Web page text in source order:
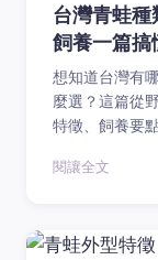
台灣青蛙
飼養一篇搞
想知道台灣有
麼選？這篇從
特徵、飼養要
閱讓全文